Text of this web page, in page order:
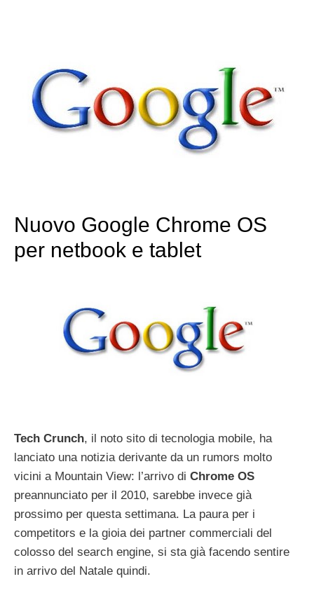
Nuovo Google Chrome OS
per netbook e tablet
Tech Crunch, il noto sito di tecnologia mobile, ha
lanciato una notizia derivante da un rumors molto
vicini a Mountain View: l’arrivo di Chrome OS
preannunciato per il 2010, sarebbe invece già
prossimo per questa settimana. La paura per i
competitors e la gioia dei partner commerciali del
colosso del search engine, si sta già facendo sentire
in arrivo del Natale quindi.